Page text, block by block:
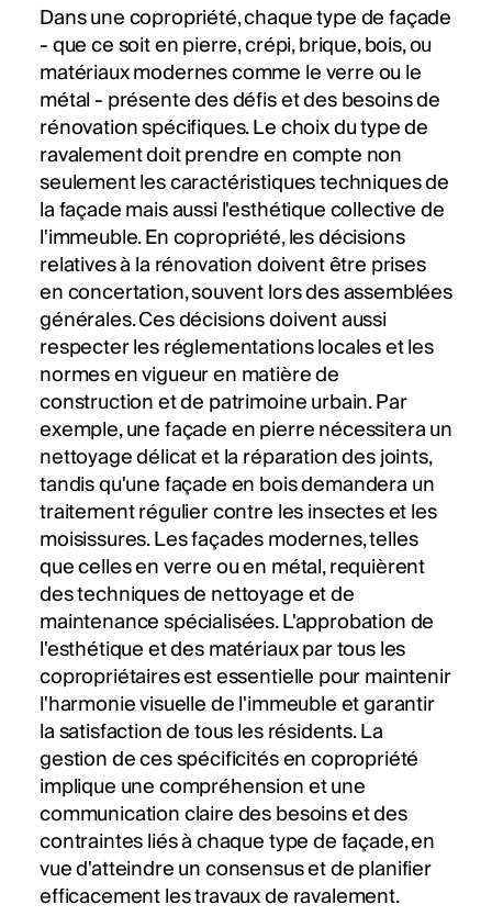
Dans une copropriété, chaque type de façade
- que ce soit en pierre, crépi, brique, bois, ou
matériaux modernes comme le verre ou le
métal - présente des défis et des besoins de
rénovation spécifiques. Le choix du type de
ravalement doit prendre en compte non
seulement les caractéristiques techniques de
la façade mais aussi l'esthétique collective de
l'immeuble. En copropriété, les décisions
relatives à la rénovation doivent être prises
en concertation, souvent lors des assemblées
générales. Ces décisions doivent aussi
respecter les réglementations locales et les
normes en vigueur en matière de
construction et de patrimoine urbain. Par
exemple, une façade en pierre nécessitera un
nettoyage délicat et la réparation des joints,
tandis qu'une façade en bois demandera un
traitement régulier contre les insectes et les
moisissures. Les façades modernes, telles
que celles en verre ou en métal, requièrent
des techniques de nettoyage et de
maintenance spécialisées. L'approbation de
l'esthétique et des matériaux par tous les
copropriétaires est essentielle pour maintenir
l'harmonie visuelle de l'immeuble et garantir
la satisfaction de tous les résidents. La
gestion de ces spécificités en copropriété
implique une compréhension et une
communication claire des besoins et des
contraintes liés à chaque type de façade, en
vue d'atteindre un consensus et de planifier
efficacement les travaux de ravalement.